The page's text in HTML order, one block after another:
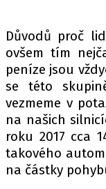
Máte
Důvodů proč
ovšem tím
peníze jsou
se této
vezmeme v
na našich
roku 2017 cca
takového
na částky